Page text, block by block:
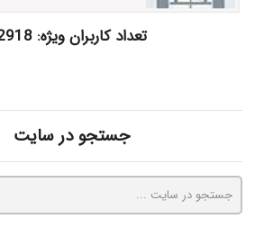
تعداد کاربران ویژه: 2918
جستجو در سایت